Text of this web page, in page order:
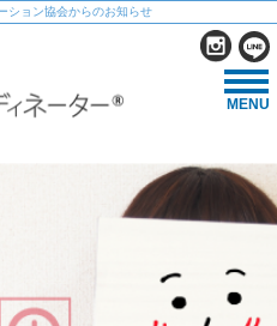
MENU
ション協会からのお知らせ